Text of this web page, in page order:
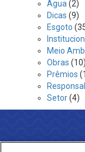
Água (2)
Dicas (9)
Esgoto
Meio
Obras (10)
Prêmios
Setor(4)